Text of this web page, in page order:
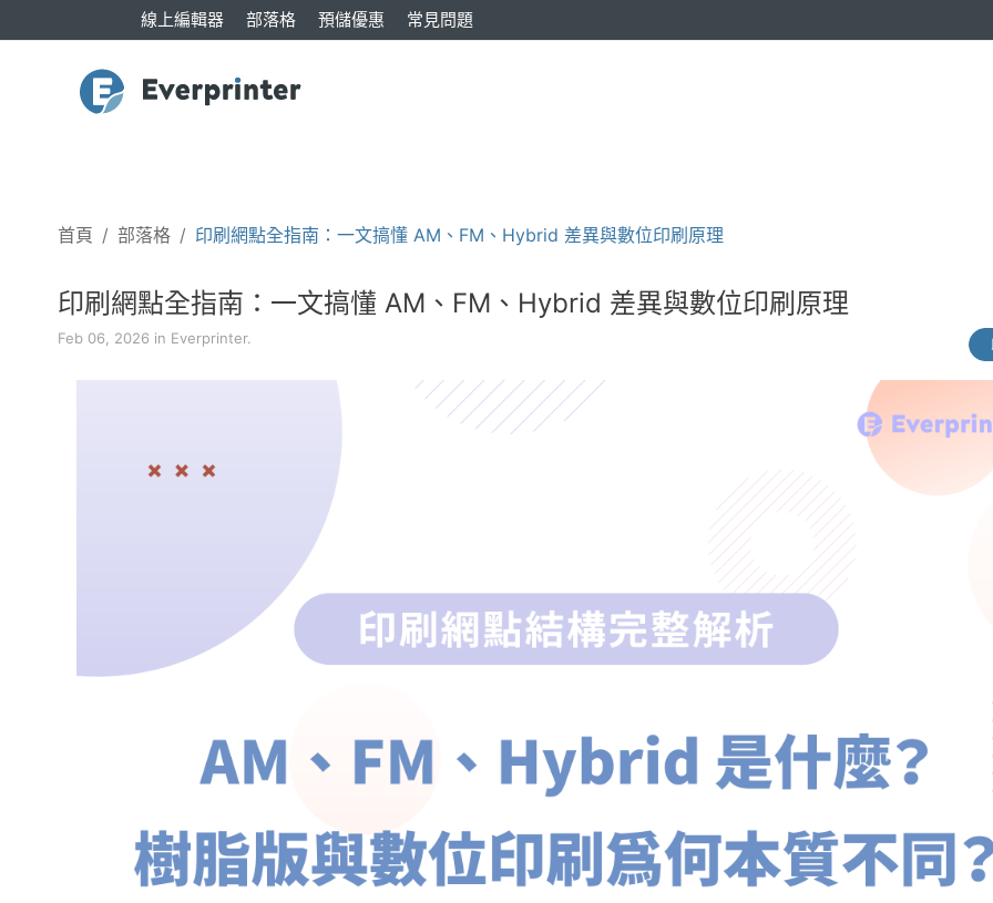
線上編輯器 部落格 預儲優惠 常見問題
首頁 部落格 印刷網點全指南：一文搞懂 AM、FM、Hybrid 差異與數位印刷原理
印刷網點全指南：一文搞懂 AM、FM、Hybrid 差異與數位印刷原理
Feb 06, 2026 in Everprinter.